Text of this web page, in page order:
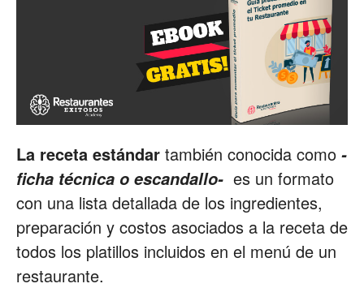
Menus
Restaurantes
La receta estándar también conocida como -
ficha técnica o escandallo- es un formato
con una lista detallada de los ingredientes,
preparación y costos asociados a la receta de
todos los platillos incluidos en el menú de un
restaurante.